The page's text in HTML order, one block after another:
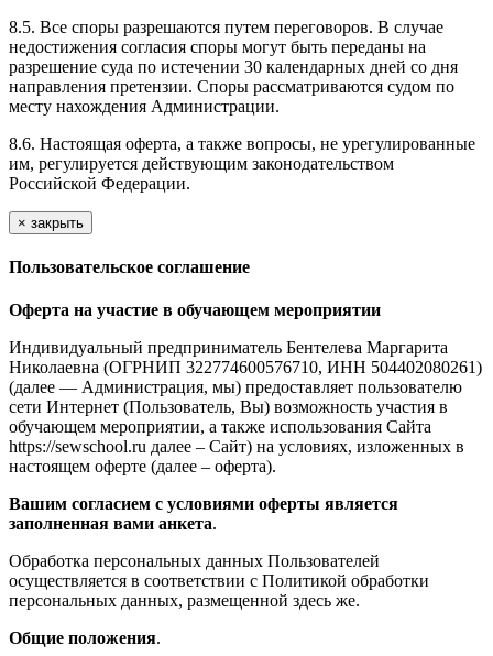
8.5. Все споры разрешаются путем переговоров. В случае
недостижения согласия споры могут быть переданы на
разрешение суда по истечении 30 календарных дней со дня
направления претензии. Споры рассматриваются судом по
месту нахождения Администрации.
8.6. Настоящая оферта, а также вопросы, не урегулированные
им, регулируется действующим законодательством
Российской Федерации.
× закрыть
Пользовательское соглашение
Оферта на участие в обучающем мероприятии
Индивидуальный предприниматель Бентелева Маргарита
Николаевна (ОГРНИП 322774600576710, ИНН 504402080261)
(далее — Администрация, мы) предоставляет пользователю
сети Интернет (Пользователь, Вы) возможность участия в
обучающем мероприятии, а также использования Сайта
https://sewschool.ru далее – Сайт) на условиях, изложенных в
настоящем оферте (далее – оферта).
Вашим согласием с условиями оферты является
заполненная вами анкета.
Обработка персональных данных Пользователей
осуществляется в соответствии с Политикой обработки
персональных данных, размещенной здесь же.
Общие положения.